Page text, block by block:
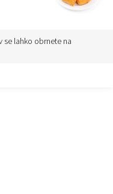
se lahko obrnete na